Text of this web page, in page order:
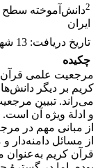
2
ایران
تاریخ دریافت: 13 شهریور 1403
چکیده
مرجعیت علمی قرآن
کریم بر دیگر
می‌راند. تبیین
و ادلة ویژه آن
از مبانی مهم در
از مسائل
قرآن کریم به‌عنوان